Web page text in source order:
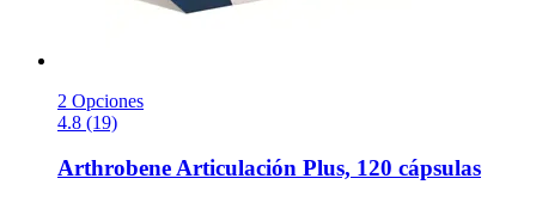
2 Opciones
4.8 (19)
ArthrobeneArticulación Plus, 120 cápsulas